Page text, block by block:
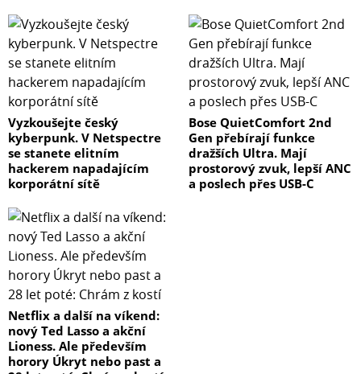
Vyzkoušejte český
kyberpunk. V Netspectre
se stanete elitním
hackerem napadajícím
korporátní sítě
Bose QuietComfort 2nd
Gen přebírají funkce
dražších Ultra. Mají
prostorový zvuk, lepší ANC
a poslech přes USB-C
Netflix a další na víkend:
nový Ted Lasso a akční
Lioness. Ale především
horory Úkryt nebo past a